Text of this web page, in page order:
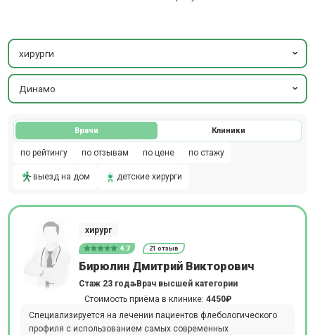
хирурги
Динамо
Врачи Клиники
по рейтингу по отзывам по цене по стажу
выезд на дом детские хирурги
хирург
4.7 21 отзыв
Бирюлин Дмитрий Викторович
Стаж 23 года Врач высшей категории
Стоимость приёма в клинике: 4450₽
Специализируется на лечении пациентов флебологического
профиля с использованием самых современных